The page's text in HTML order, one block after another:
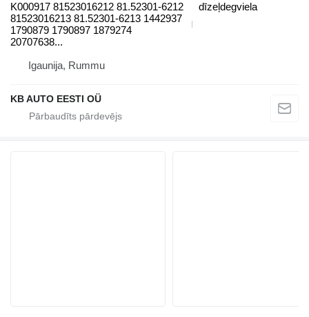
K000917 81523016212 81.52301-6212
81523016213 81.52301-6213 1442937
1790879 1790897 1879274
20707638...
dīzeļdegviela
Igaunija, Rummu
KB AUTO EESTI OÜ